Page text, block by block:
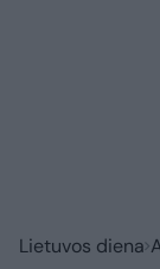
Lietuvos diena